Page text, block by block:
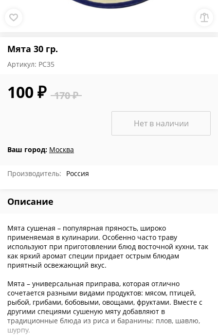
Мята 30 гр.
Артикул: РС35
170 ₽
100 ₽
Ваш город: Москва
Нет в наличии
Производитель: Россия
Описание
Мята сушеная – популярная пряность, широко
применяемая в кулинарии. Особенно часто траву
используют при приготовлении блюд восточной кухни, так
как яркий аромат специи придает острым блюдам
приятный освежающий вкус.
Мята – универсальная приправа, которая отлично
сочетается разными видами продуктов: мясом, птицей,
рыбой, грибами, бобовыми, овощами, фруктами. Вместе с
другими специями сушеную мяту добавляют в
традиционные блюда из риса и баранины: плов, шавлю,
шурпу.